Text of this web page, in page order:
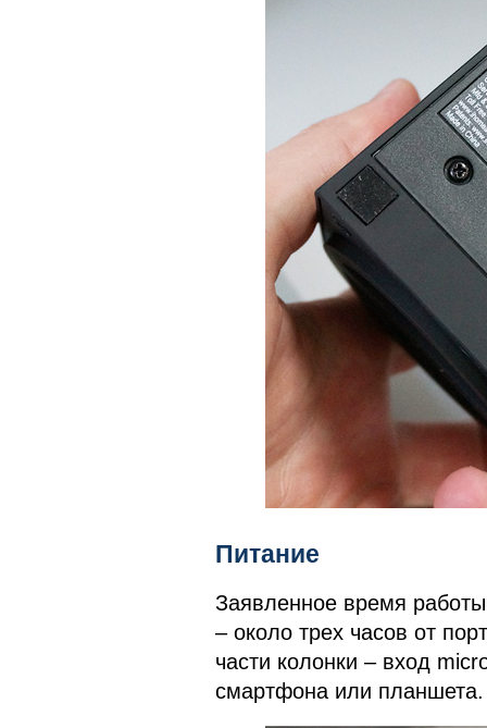
Питание
Заявленное время
– около трех часов от
части колонки – вход
смартфона или планшета.